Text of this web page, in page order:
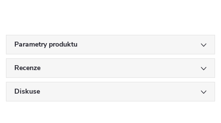
Parametry produktu
Recenze
Diskuse